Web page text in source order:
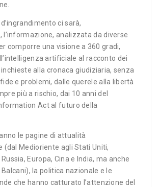
ci sarà,
l’informazione, analizzata da diverse
comporre una visione a 360 gradi,
artificiale al racconto dei
alla cronaca giudiziaria, senza
e problemi, dalle querele alla libertà
più a rischio, dai 10 anni del
Act al futuro della
le pagine di attualità
(dal Medioriente agli Stati Uniti,
Europa, Cina e India, ma anche
Balcani), la politica nazionale e le
che hanno catturato l’attenzione del